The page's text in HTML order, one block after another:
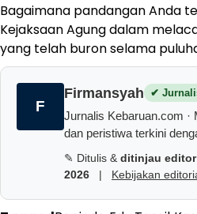
Bagaimana pandangan Anda
Kejaksaan Agung dalam
yang telah buron selama
F
Firmansyah ✔
Jurnalis Kebaruan.com ·
dan peristiwa terkini
✎ Ditulis & ditinjau editor
2026 | Kebijakan